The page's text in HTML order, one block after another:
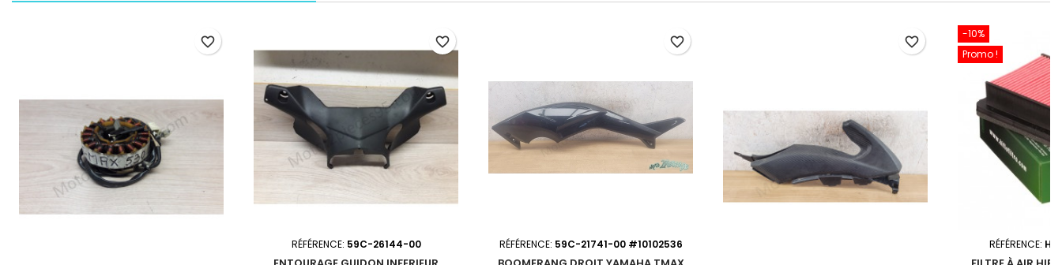
favorite_border
RÉFÉRENCE: 59C-26144-00
favorite_border
RÉFÉRENCE: 59C-21741-00 #10102536
favorite_border favorite_border
-10%
Promo !
RÉFÉRENCE: